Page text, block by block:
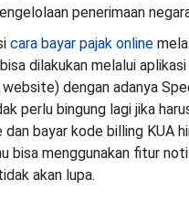
penerimaan
cara bayar pajak online
dilakukan melalui
dengan adanya
perlu bingung lagi jika
dan bayar kode billing KUA
bisa menggunakan fitur
akan lupa.